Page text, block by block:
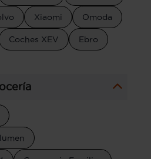
Xiaomi Omoda
Coches XEV Ebro